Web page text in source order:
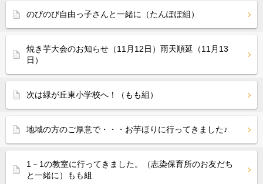
のびのび自由っ子さんと一緒に（たんぽぽ組）
焼き芋大会のお知らせ（11月12日）雨天順延（11月13
日）
次は緑が丘東小学校へ！（もも組）
地域の方のご厚意で・・・お芋ほりに行ってきました♪
1－1の教室に行ってきました。（志染保育所のお友だち
と一緒に）もも組